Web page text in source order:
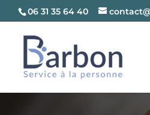
06 31 35 64 40